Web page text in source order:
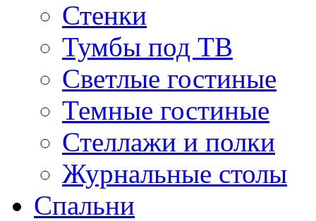
Стенки
Тумбы под ТВ
Светлые гостиные
Темные гостиные
Стеллажи и полки
Журнальные столы
Спальни